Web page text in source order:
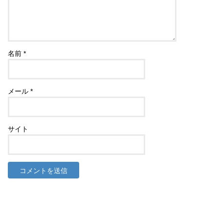
名前*
メール*
サイト